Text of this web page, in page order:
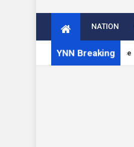
NATION
YNN Breaking
WordPress 7.0.3 release